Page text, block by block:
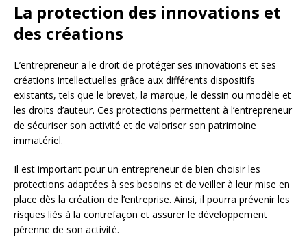
La protection des innovations et
des créations
L’entrepreneur a le droit de protéger ses innovations et ses
créations intellectuelles grâce aux différents dispositifs
existants, tels que le brevet, la marque, le dessin ou modèle et
les droits d’auteur. Ces protections permettent à l’entrepreneur
de sécuriser son activité et de valoriser son patrimoine
immatériel.
Il est important pour un entrepreneur de bien choisir les
protections adaptées à ses besoins et de veiller à leur mise en
place dès la création de l’entreprise. Ainsi, il pourra prévenir les
risques liés à la contrefaçon et assurer le développement
pérenne de son activité.